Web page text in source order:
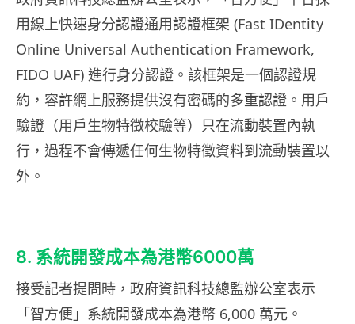
用線上快速身分認證通用認證框架 (Fast IDentity
Online Universal Authentication Framework,
FIDO UAF) 進行身分認證。該框架是一個認證規
約，容許網上服務提供沒有密碼的多重認證。用戶
驗證（用戶生物特徵校驗等）只在流動裝置內執
行，過程不會傳遞任何生物特徵資料到流動裝置以
外。
8. 系統開發成本為港幣6000萬
接受記者提問時，政府資訊科技總監辦公室表示
「智方便」系統開發成本為港幣 6,000 萬元。